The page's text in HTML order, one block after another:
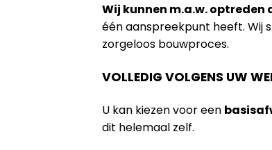
Wij kunnen m.a.w.
één aanspreekpunt heeft. Wij
zorgeloos bouwproces.
VOLLEDIG VOLGENS UW
U kan kiezen voor een
dit helemaal zelf.